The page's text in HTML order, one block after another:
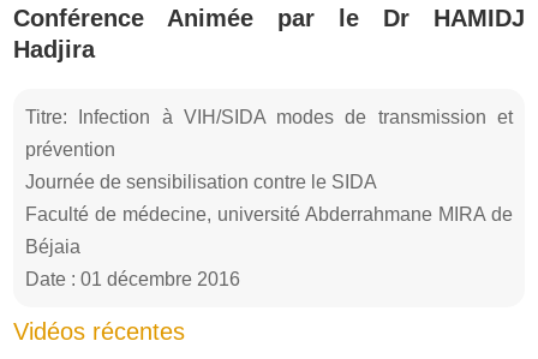
Conférence Animée par le Dr HAMIDJ
Hadjira
Titre: Infection à VIH/SIDA modes de transmission et
prévention
Journée de sensibilisation contre le SIDA
Faculté de médecine, université Abderrahmane MIRA de
Béjaia
Date : 01 décembre 2016
Vidéos récentes